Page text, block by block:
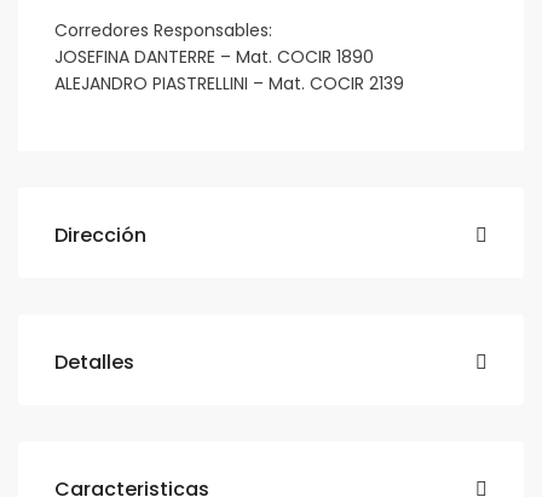
Corredores Responsables:
JOSEFINA DANTERRE – Mat. COCIR 1890
ALEJANDRO PIASTRELLINI – Mat. COCIR 2139
Dirección
Detalles
Caracteristicas